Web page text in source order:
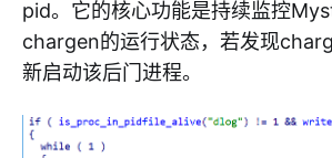
pid。它的核心功能是持续监控
chargen的运行状态，若发现
新启动该后门进程。